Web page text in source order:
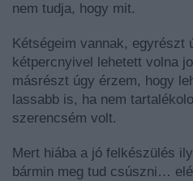
nem tudja, hogy mit.
Kétségeim vannak, egyrészt
kétpercnyivel lehetett volna
másrészt úgy érzem, hogy
lassabb is, ha nem
szerencsém volt.
Mert hiába a jó felkészülés
bármin meg tud csúszni…